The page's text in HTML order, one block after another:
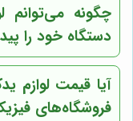
چگونه می‌توانم
دستگاه خود را
آیا قیمت لوازم
فروشگاه‌های